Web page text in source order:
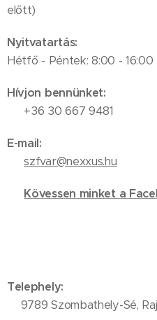
előtt)
Nyitvatartás:
Hétfő - Péntek: 8:00 - 16:00
Hívjon bennünket:
📞 +36 30 667 9481
E-mail:
✉️szfvar@nexxus.hu
Kövessen minket a
Telephely:
📍9789 Szombathely-Sé,